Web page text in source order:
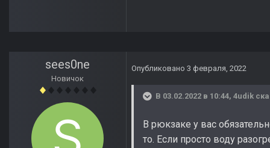
sees0ne
Новичок
Опубликовано 3 февраля, 2022
В 03.02.2022 в 10:44, 4udik
В рюкзаке у вас
то. Если просто воду